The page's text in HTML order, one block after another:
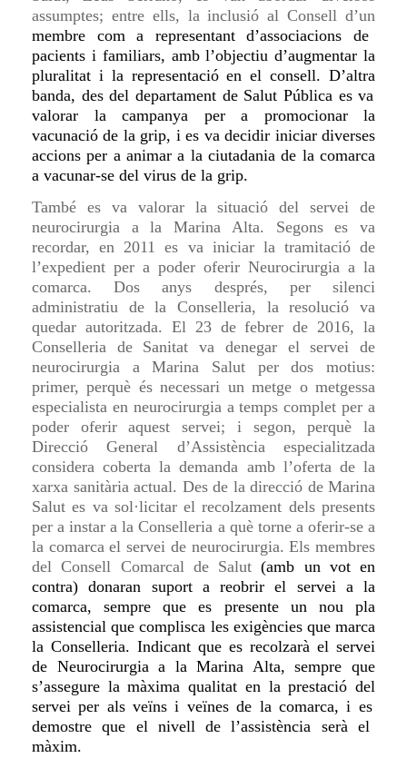
assumptes; entre ells, la inclusió al Consell d’un
membre com a representantd’associacions de
pacients i familiars, ambl’objectiu d’augmentar la
pluralitat i larepresentacióen el consell. D’altra
banda, des del departament de Salut Pública esva
valorar la campanya per a
promocionar la
vacunació de la grip, ies va decidir iniciar diverses
accions per a animar a la ciutadania de la comarca
a vacunar-se del virus de la grip.
També es va valorar la situació del servei de
neurocirurgia a la Marina Alta. Segons es va
recordar, en 2011 es va iniciar la tramitació de
l’expedient per a poder oferir Neurocirurgia a la
comarca. Dos anys després, per silenci
administratiu de la Conselleria, la resolució va
quedar autoritzada. El 23 de febrer de 2016, la
Conselleria de Sanitat va denegar el servei de
neurocirurgia a Marina Salut per dos motius:
primer, perquè és necessari un metge o metgessa
especialista en neurocirurgia a temps complet per a
poder oferir aquest servei; i segon, perquè la
Direcció General d’Assistència especialitzada
considera coberta la demanda amb l’oferta de la
xarxa sanitària actual. Des de la direcció de Marina
Salut es va sol·licitar el recolzament dels presents
per a instar a la Conselleria a què torne a oferir-se a
la comarca el servei de neurocirurgia. Els membres
del Consell Comarcal de Salut(amb un vot en
contra) donaran suport a reobrir el servei ala
comarca, sempre que es presente un nou pla
assistencial que complisca les exigències que marca
la Conselleria. Indicant que es recolzarà el servei
de Neurocirurgia a la Marina Alta, sempre que
s’assegure la màxima qualitat en la prestació del
servei per alsveïns i veïnes de la comarca, i es
demostre que el nivell de l’assistència serà el
màxim.